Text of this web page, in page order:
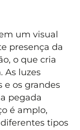
um visual
presença da
o que cria
As luzes
e os grandes
pegada
é amplo,
tipos